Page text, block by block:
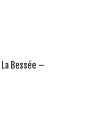
Bessée –